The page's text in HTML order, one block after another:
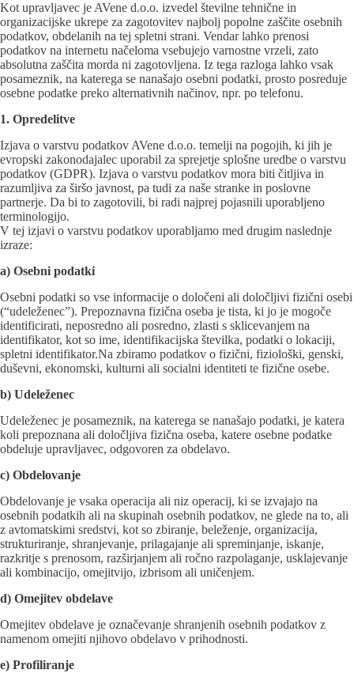
Kot upravljavec je AVene d.o.o. izvedel številne tehnične in
organizacijske ukrepe za zagotovitev najbolj popolne zaščite osebnih
podatkov, obdelanih na tej spletni strani. Vendar lahko prenosi
podatkov na internetu načeloma vsebujejo varnostne vrzeli, zato
absolutna zaščita morda ni zagotovljena. Iz tega razloga lahko vsak
posameznik, na katerega se nanašajo osebni podatki, prosto posreduje
osebne podatke preko alternativnih načinov, npr. po telefonu.
1. Opredelitve
Izjava o varstvu podatkov AVene d.o.o. temelji na pogojih, ki jih je
evropski zakonodajalec uporabil za sprejetje splošne uredbe o varstvu
podatkov (GDPR). Izjava o varstvu podatkov mora biti čitljiva in
razumljiva za širšo javnost, pa tudi za naše stranke in poslovne
partnerje. Da bi to zagotovili, bi radi najprej pojasnili uporabljeno
terminologijo.
V tej izjavi o varstvu podatkov uporabljamo med drugim naslednje
izraze:
a) Osebni podatki
Osebni podatki so vse informacije o določeni ali določljivi fizični osebi
(“udeleženec”). Prepoznavna fizična oseba je tista, ki jo je mogoče
identificirati, neposredno ali posredno, zlasti s sklicevanjem na
identifikator, kot so ime, identifikacijska številka, podatki o lokaciji,
spletni identifikator.Na zbiramo podatkov o fizični, fiziološki, genski,
duševni, ekonomski, kulturni ali socialni identiteti te fizične osebe.
b) Udeleženec
Udeleženec je posameznik, na katerega se nanašajo podatki, je katera
koli prepoznana ali določljiva fizična oseba, katere osebne podatke
obdeluje upravljavec, odgovoren za obdelavo.
c) Obdelovanje
Obdelovanje je vsaka operacija ali niz operacij, ki se izvajajo na
osebnih podatkih ali na skupinah osebnih podatkov, ne glede na to, ali
z avtomatskimi sredstvi, kot so zbiranje, beleženje, organizacija,
strukturiranje, shranjevanje, prilagajanje ali spreminjanje, iskanje,
razkritje s prenosom, razširjanjem ali ročno razpolaganje, usklajevanje
ali kombinacijo, omejitvijo, izbrisom ali uničenjem.
d) Omejitev obdelave
Omejitev obdelave je označevanje shranjenih osebnih podatkov z
namenom omejiti njihovo obdelavo v prihodnosti.
e) Profiliranje